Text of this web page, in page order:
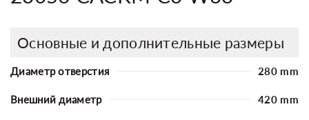
Основные и дополнительные размеры
Диаметр отверстия 280 mm
Внешний диаметр 420 mm